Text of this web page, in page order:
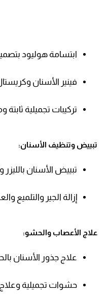
ابتسامة هوليود
فينير الأسنان
تركيبات تجميلية ثابتة
تبييض وتنظيف الأسنان:
تبييض الأسنان بالليزر
إزالة الجير والتلميع
علاج الأعصاب والحشو:
علاج جذور الأسنان
حشوات تجميلية